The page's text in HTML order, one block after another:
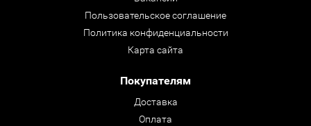
Пользовательское соглашение
Политика конфиденциальности
Карта сайта
Покупателям
Доставка
Оплата